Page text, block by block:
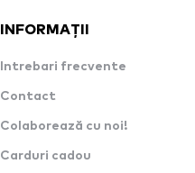
INFORMAȚII
Intrebari frecvente
Contact
Colaborează cu noi!
Carduri cadou